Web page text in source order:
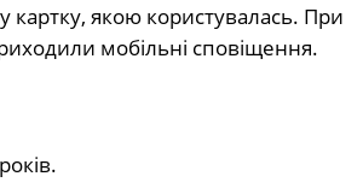
картку, якою користувалась. При
мобільні сповіщення.